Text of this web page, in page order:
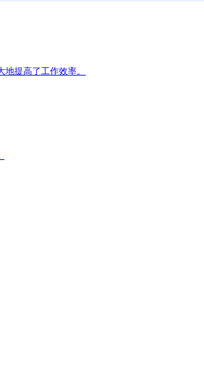
市场的美国、日本、加拿大等都有销
载、或以其他方式使用本网站的内容。
均在领星完成，极大地提高了工作效率